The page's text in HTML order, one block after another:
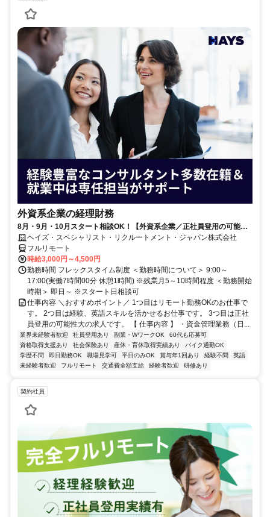
外資系企業の経理財務
8月・9月・10月スタート相談OK！【外資系企業／正社員登用の可能性
大／700万～800万／リモート勤務OK】経理財務
ヘイズ・スペシャリスト・リクルートメント・ジャパン株式会社
フルリモート
時給3,000円～4,500円
勤務時間 フレックスタイム制度 ＜勤務時間について＞ 9:00～
17:00(実働7時間00分 休憩1時間) ※残業月5～10時間程度 ＜勤務開始
時期＞ 即日～ ※スタート日相談可
仕事内容 ＼おすすめポイント／ 1つ目はリモート勤務OKのお仕事で
す。 2つ目は経験、英語スキルを活かせるお仕事です。 3つ目は正社
員登用の可能性大の求人です。 【 仕事内容 】 ・資金管理業務（日...
業界未経験者歓迎 社員登用あり 副業・WワークOK
60代も応募可
資格取得支援あり
社会保険あり 産休・育休取得実績あり
バイク通勤OK
学歴不問
即日勤務OK 職場見学可 平日のみOK 賞与年1回あり 経験不問
英語
未経験者歓迎
フルリモート 交通費全額支給 経験者歓迎 研修あり
契約社員